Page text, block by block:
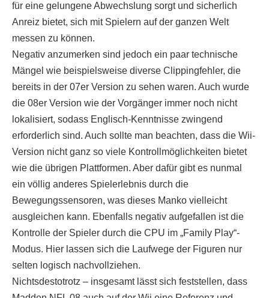
für eine gelungene Abwechslung sorgt und sicherlich
Anreiz bietet, sich mit Spielern auf der ganzen Welt
messen zu können.
Negativ anzumerken sind jedoch ein paar technische
Mängel wie beispielsweise diverse Clippingfehler, die
bereits in der 07er Version zu sehen waren. Auch wurde
die 08er Version wie der Vorgänger immer noch nicht
lokalisiert, sodass Englisch-Kenntnisse zwingend
erforderlich sind. Auch sollte man beachten, dass die Wii-
Version nicht ganz so viele Kontrollmöglichkeiten bietet
wie die übrigen Plattformen. Aber dafür gibt es nunmal
ein völlig anderes Spielerlebnis durch die
Bewegungssensoren, was dieses Manko vielleicht
ausgleichen kann. Ebenfalls negativ aufgefallen ist die
Kontrolle der Spieler durch die CPU im „Family Play“-
Modus. Hier lassen sich die Laufwege der Figuren nur
selten logisch nachvollziehen.
Nichtsdestotrotz – insgesamt lässt sich feststellen, dass